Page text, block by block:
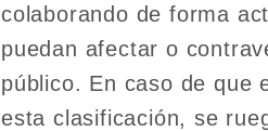
colaborando de forma
puedan afectar o
público. En caso de que
esta clasificación, se